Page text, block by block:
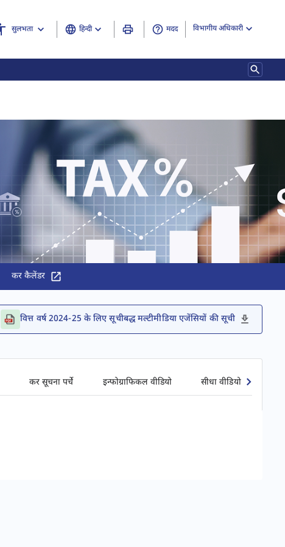
सुलभता हिन्दी मदद विभागीय अधिकारी
कर कैलेंडर
वित्त वर्ष 2024-25 के लिए सूचीबद्ध मल्टीमीडिया एजेंसियों की सूची
कर सूचना पर्चे इन्फोग्राफिकल वीडियो सीधा वीडियो प्रसारण